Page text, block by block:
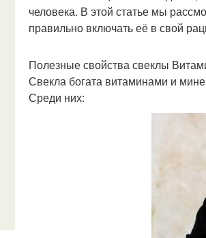
человека. В этой статье мы
правильно включать её в свой
Полезные свойства свеклы
Свекла богата витаминами и
Среди них: